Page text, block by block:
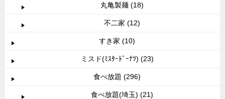
丸亀製麺 (18)
不二家 (12)
すき家 (10)
ミスド(ﾐｽﾀｰﾄﾞｰﾅﾂ) (23)
食べ放題 (296)
食べ放題(埼玉) (21)